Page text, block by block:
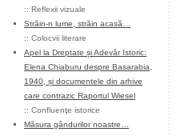
:: Reflexii vizuale
Străin-n lume, străin acasă…
:: Colocvii literare
Apel la Dreptate și Adevăr Istoric:
Elena Chiaburu despre Basarabia,
1940, și documentele din arhive
care contrazic Raportul Wiesel
:: Confluenţe istorice
Măsura gândurilor noastre…